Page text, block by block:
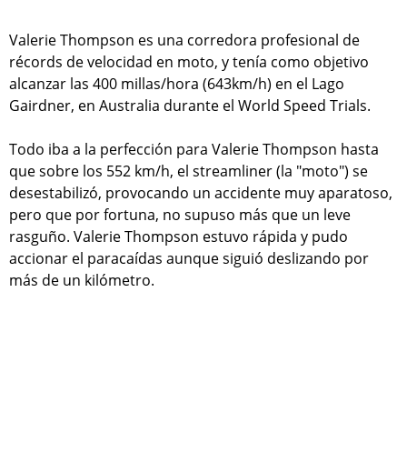
Valerie Thompson es una corredora profesional de
récords de velocidad en moto, y tenía como objetivo
alcanzar las 400 millas/hora (643km/h) en el Lago
Gairdner, en Australia durante el World Speed Trials.
Todo iba a la perfección para Valerie Thompson hasta
que sobre los 552 km/h, el streamliner (la "moto") se
desestabilizó, provocando un accidente muy aparatoso,
pero que por fortuna, no supuso más que un leve
rasguño. Valerie Thompson estuvo rápida y pudo
accionar el paracaídas aunque siguió deslizando por
más de un kilómetro.